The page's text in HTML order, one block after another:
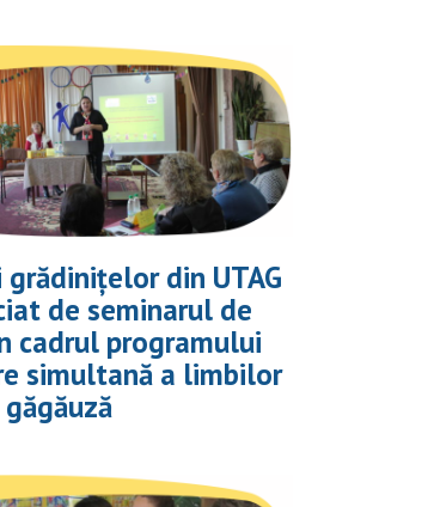
din UTAG
de seminarul de
cadrul programului
simultană a limbilor